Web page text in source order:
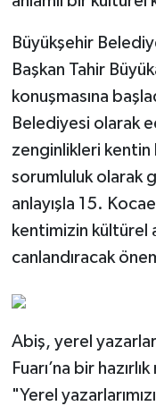
Büyükşehir
Başkan Tahir
konuşmasına
Belediyesi olarak
zenginlikleri kentin
sorumluluk olarak
anlayışla 15.
kentimizin kültürel
canlandıracak
Abiş, yerel
Fuarı’na bir
"Yerel